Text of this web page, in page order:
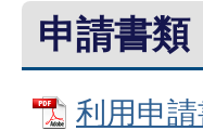
申請書類
利用申